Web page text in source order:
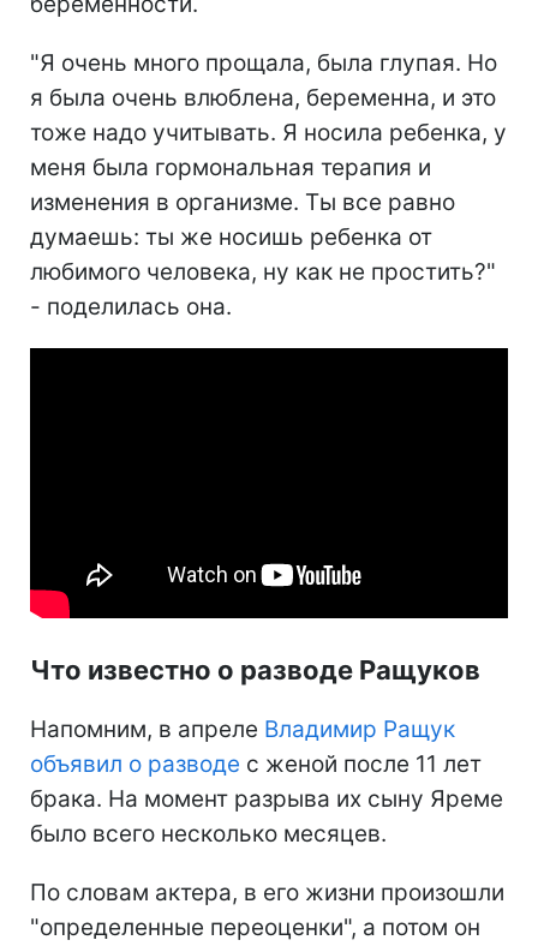
"Я очень много прощала, была глупая. Но
я была очень влюблена, беременна, и это
тоже надо учитывать. Я носила ребенка, у
меня была гормональная терапия и
изменения в организме. Ты все равно
думаешь: ты же носишь ребенка от
любимого человека, ну как не простить?"
- поделилась она.
Что известно о разводе Ращуков
Напомним, в апреле Владимир Ращук
объявил о разводе с женой после 11 лет
брака. На момент разрыва их сыну Яреме
было всего несколько месяцев.
По словам актера, в его жизни произошли
"определенные переоценки", а потом он